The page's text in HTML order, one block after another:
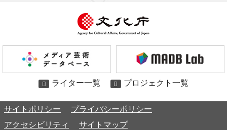
ライター一覧 プロジェクト一覧
サイトポリシー
プライバシーポリシー
アクセシビリティ
サイトマップ